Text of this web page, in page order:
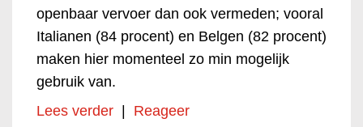
openbaar vervoer dan ook vermeden; vooral
Italianen (84 procent) en Belgen (82 procent)
maken hier momenteel zo min mogelijk
gebruik van.
Lees verder
Reageer